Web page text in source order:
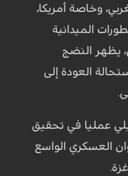
وخاصة أمريكا،
الميدانية
يظهر النضج
العودة إلى
عمليا في تحقيق
العسكري الواسع